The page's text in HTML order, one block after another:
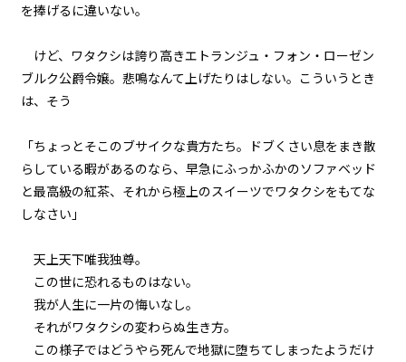
悪役令嬢、一度決めたら何が何で
もやり通す。
る。
episode14
悪役令嬢、マッドなんとか地獄の
る。
episode16
を捧げるに違いない。
けど、ワタクシは誇り高きエトランジュ・フォン・ローゼン
ブルク公爵令嬢。悲鳴なんて上げたりはしない。こういうとき
は、そう――
「ちょっとそこのブサイクな貴方たち。ドブくさい息をまき散
らしている暇があるのなら、早急にふっかふかのソファベッド
と最高級の紅茶、それから極上のスイーツでワタクシをもてな
しなさい」
天上天下唯我独尊。
この世に恐れるものはない。
我が人生に一片の悔いなし。
それがワタクシの変わらぬ生き方。
この様子ではどうやら死んで地獄に堕ちてしまったようだけ